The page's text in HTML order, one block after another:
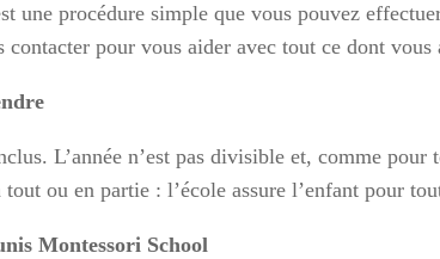
une procédure simple que vous pouvez
pour vous aider avec tout ce dont
L’année n’est pas divisible et, comme
ou en partie : l’école assure l’enfant pour
Montessori School